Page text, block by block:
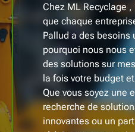
Chez ML Recyclage
que chaque
Pallud a des besoins
pourquoi nous nous
des solutions sur
la fois votre budget
Que vous soyez une
recherche de
innovantes ou un